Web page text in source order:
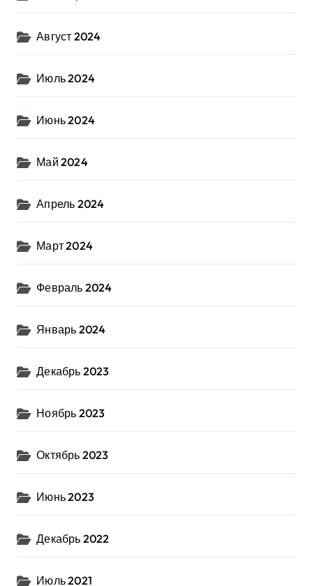
Август 2024
Июль 2024
Июнь 2024
Май 2024
Апрель 2024
Март 2024
Февраль 2024
Январь 2024
Декабрь 2023
Ноябрь 2023
Октябрь 2023
Июнь 2023
Декабрь 2022
Июль 2021